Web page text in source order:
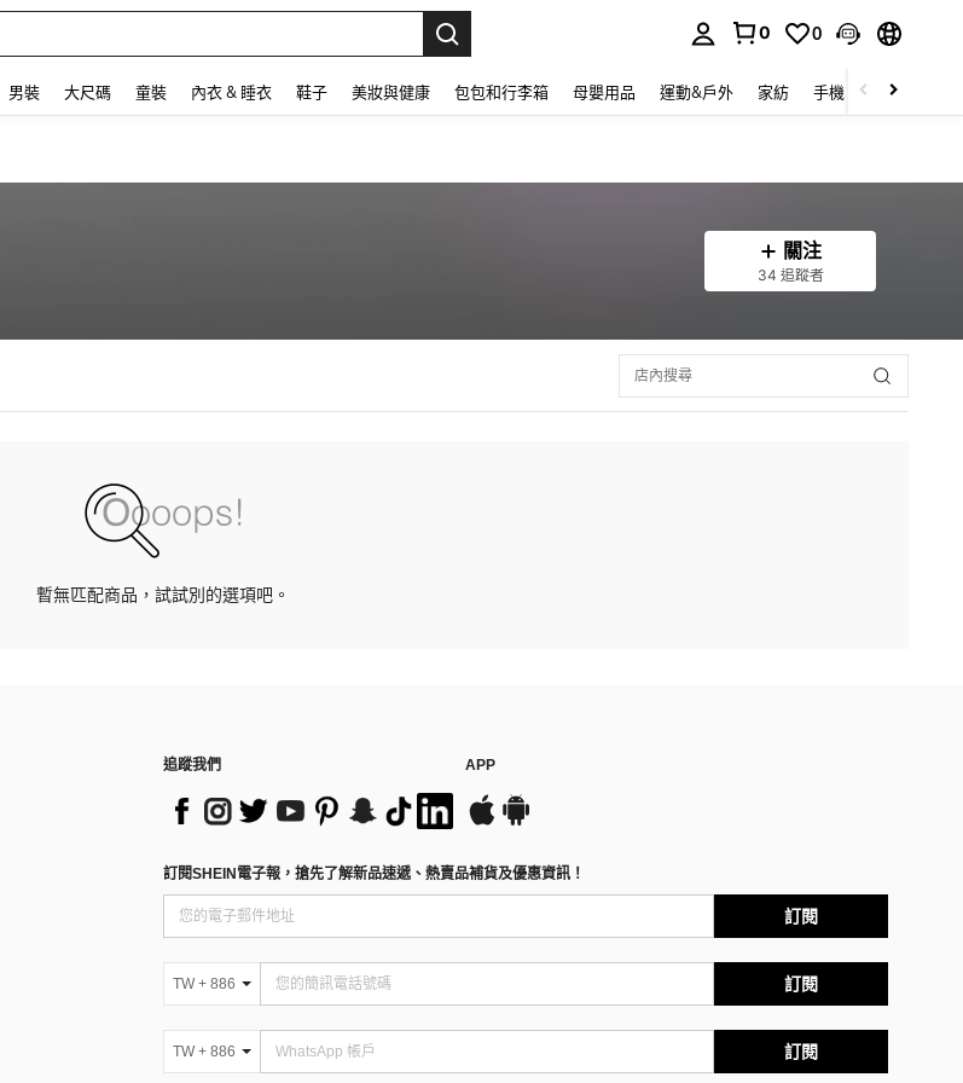
0 0
男裝 大尺碼 童裝 內衣 & 睡衣 鞋子 美妝與健康 包包和行李箱 母嬰用品 運動&戶外 家紡 手機 & 手機配件
關注
34 追蹤者
暫無匹配商品，試試別的選項吧。
追蹤我們 APP
訂閱SHEIN電子報，搶先了解新品速遞、熱賣品補貨及優惠資訊！
訂閱
TW + 886 訂閱
TW + 886 訂閱